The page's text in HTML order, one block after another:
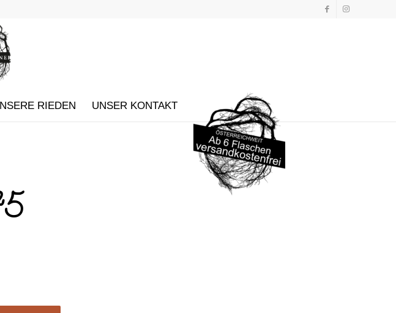
RIEDEN UNSER KONTAKT